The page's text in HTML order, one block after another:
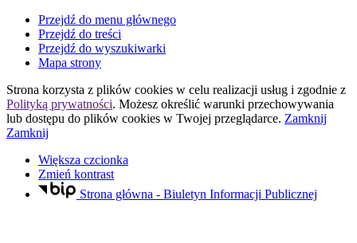
Przejdź do menu głównego
Przejdź do treści
Przejdź do wyszukiwarki
Mapa strony
Strona korzysta z plików cookies w celu realizacji usług i zgodnie z
Polityką prywatności. Możesz określić warunki przechowywania
lub dostępu do plików cookies w Twojej przeglądarce. Zamknij
Zamknij
Większa czcionka
Zmień kontrast
Strona główna - Biuletyn Informacji Publicznej